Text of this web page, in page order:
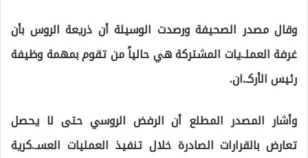
وقال مصدر الصحيفة ورصدت الوسيلة أن ذريعة الروس بأن
غرفة العملـ.يات المشتركة هي حالياً من تقوم بمهمة وظيفة
رئيس الأركـ.ان.
وأشار المصدر المطلع أن الرفض الروسي حتى لا يحصل
تعارض بالقرارات الصادرة خلال تنفيذ العمليات العسـ.كرية